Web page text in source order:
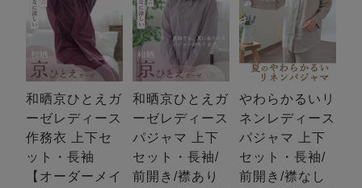
和晒京ひとえガ
ーゼレディース
作務衣 上下セ
ット・長袖
【オーダーメイ
和晒京ひとえガ
ーゼレディース
パジャマ 上下
セット・長袖/
前開き/襟あり
やわらかるいリ
ネンレディース
パジャマ 上下
セット・長袖/
前開き/襟なし